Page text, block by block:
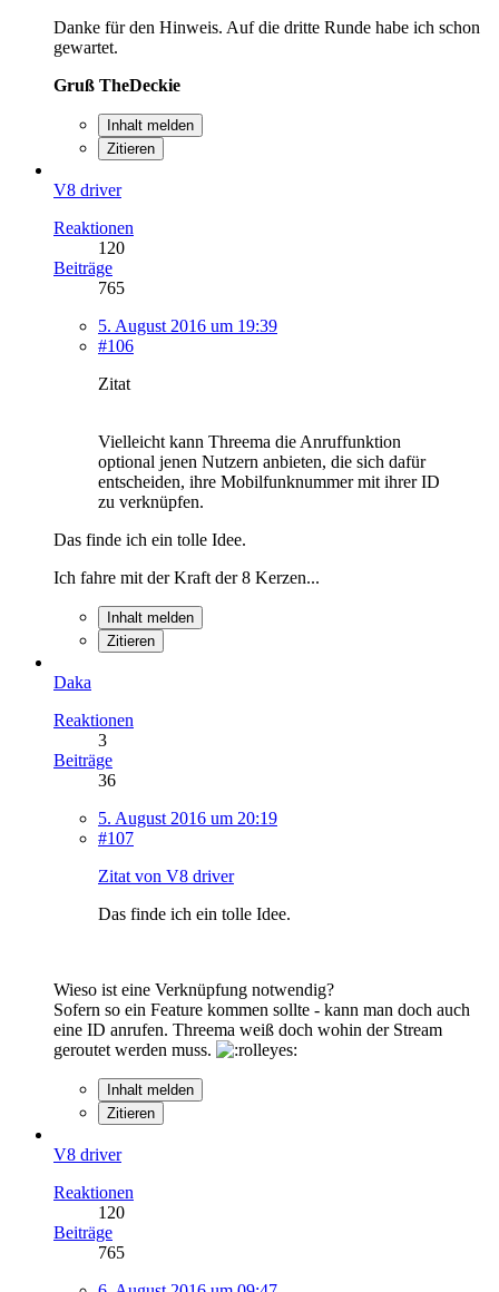
Danke für den Hinweis. Auf die dritte Runde habe ich schon
gewartet.
Gruß TheDeckie
Inhalt melden
Zitieren
V8 driver
Reaktionen
120
Beiträge
765
5. August 2016 um 19:39
#106
Zitat
Vielleicht kann Threema die Anruffunktion
optional jenen Nutzern anbieten, die sich dafür
entscheiden, ihre Mobilfunknummer mit ihrer ID
zu verknüpfen.
Das finde ich ein tolle Idee.
Ich fahre mit der Kraft der 8 Kerzen...
Inhalt melden
Zitieren
Daka
Reaktionen
3
Beiträge
36
5. August 2016 um 20:19
#107
Zitat von V8 driver
Das finde ich ein tolle Idee.
Wieso ist eine Verknüpfung notwendig?
Sofern so ein Feature kommen sollte - kann man doch auch
eine ID anrufen. Threema weiß doch wohin der Stream
geroutet werden muss.
Inhalt melden
Zitieren
V8 driver
Reaktionen
120
Beiträge
765